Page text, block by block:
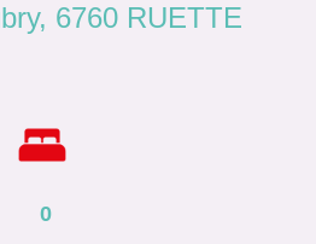
6760 RUETTE
0